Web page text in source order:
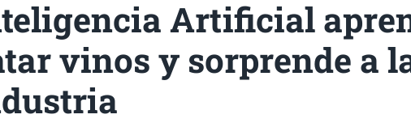
Artificial
vinos y sorprende a